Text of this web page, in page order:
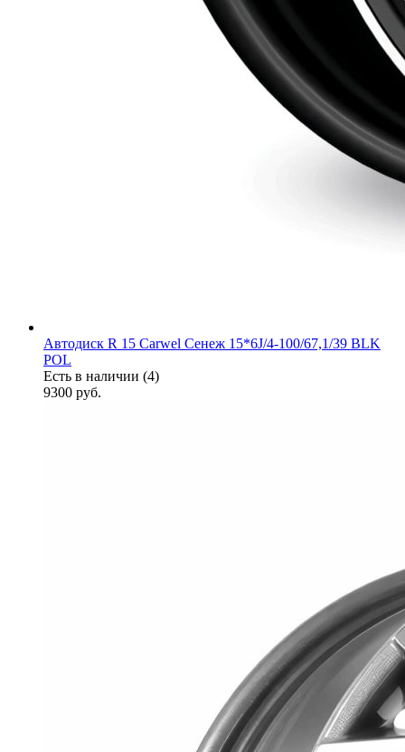
Автодиск R 15 Carwel Сенеж 15*6J/4-100/67,1/39 BLK
POL
Есть в наличии (4)
9300 руб.